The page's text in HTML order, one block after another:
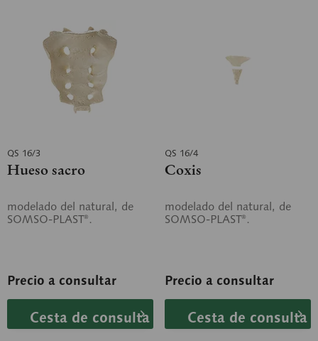
QS 16/3
Hueso sacro
modelado del natural, de
SOMSO-PLAST®.
Precio a consultar
Cesta de consulta
QS 16/4
Coxis
modelado del natural, de
SOMSO-PLAST®.
Precio a consultar
Cesta de consulta